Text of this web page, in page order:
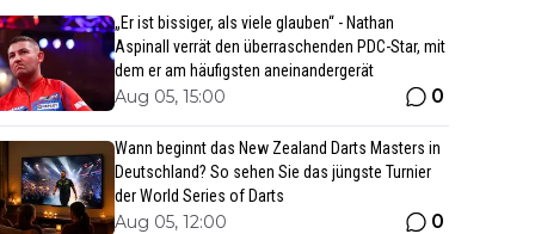
„Er ist bissiger, als viele glauben“ - Nathan
Aspinall verrät den überraschenden PDC-Star, mit
dem er am häufigsten aneinandergerät
Aug 05, 15:00 0
Wann beginnt das New Zealand Darts Masters in
Deutschland? So sehen Sie das jüngste Turnier
der World Series of Darts
Aug 05, 12:00 0